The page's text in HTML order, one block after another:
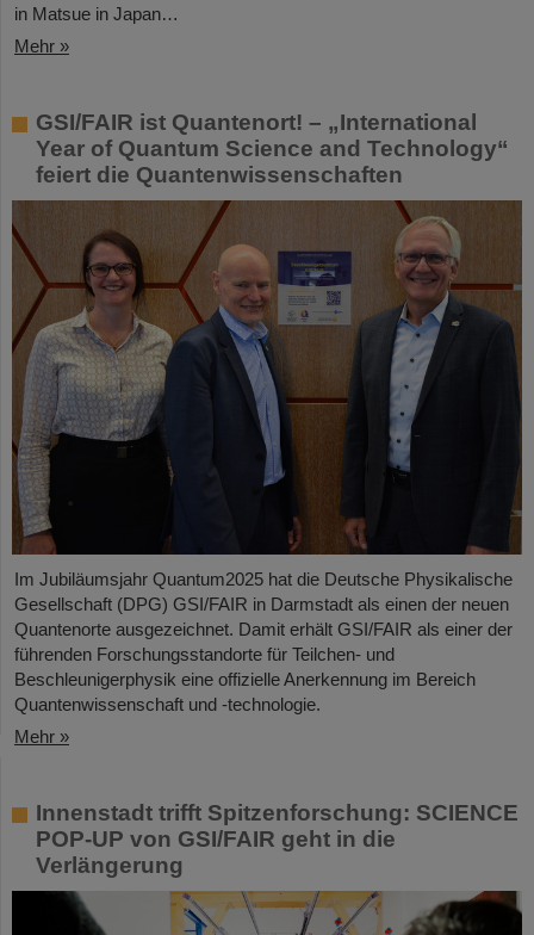
in Matsue in Japan…
Mehr »
GSI/FAIR ist Quantenort! – „International
Year of Quantum Science and Technology“
feiert die Quantenwissenschaften
Im Jubiläumsjahr Quantum2025 hat die Deutsche Physikalische
Gesellschaft (DPG) GSI/FAIR in Darmstadt als einen der neuen
Quantenorte ausgezeichnet. Damit erhält GSI/FAIR als einer der
führenden Forschungsstandorte für Teilchen- und
Beschleunigerphysik eine offizielle Anerkennung im Bereich
Quantenwissenschaft und -technologie.
Mehr »
Innenstadt trifft Spitzenforschung: SCIENCE
POP-UP von GSI/FAIR geht in die
Verlängerung